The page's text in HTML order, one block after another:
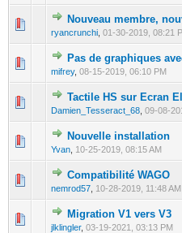
Nouveau membre,
ryancrunchi 01-30-2019, 08:21
0 Vote(s) - 0 out of
12
Pas de graphiques
mifrey, 08-15-2019, 06:10 PM
0 Vote(s) - 0 out of
12
Tactile HS sur Ecran
Damien_Tesseract_68 09-08-
0 Vote(s) - 0 out of
12
Nouvelle installation
Yvan 10-25-2019, 08:15 AM
0 Vote(s) - 0 out of
1
Compatibilité WAGO
nemrod57 10-28-2019, 11:48 AM
0 Vote(s) - 0 out of
1
Migration V1 vers V3
jlklingler, 03-19-2021, 03:13 PM
0 Vote(s) - 0 out of
1